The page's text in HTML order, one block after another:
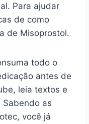
Para ajudar
de como
de Misoprostol.
todo o
antes de
leia textos e
Sabendo as
você já